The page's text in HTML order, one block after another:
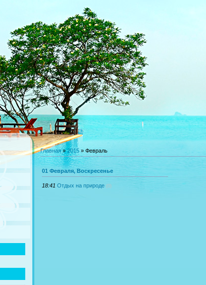
Главная»2015 » Февраль
01 Февраля, Воскресенье
18:41 Отдых на природе (0)